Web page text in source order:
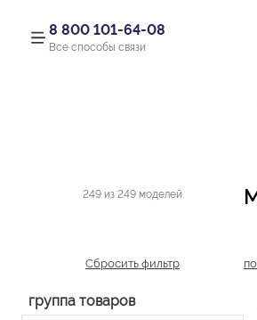
8 800 101-64-08
Все способы связи
249 из 249 моделей
Сбросить фильтр
группа товаров